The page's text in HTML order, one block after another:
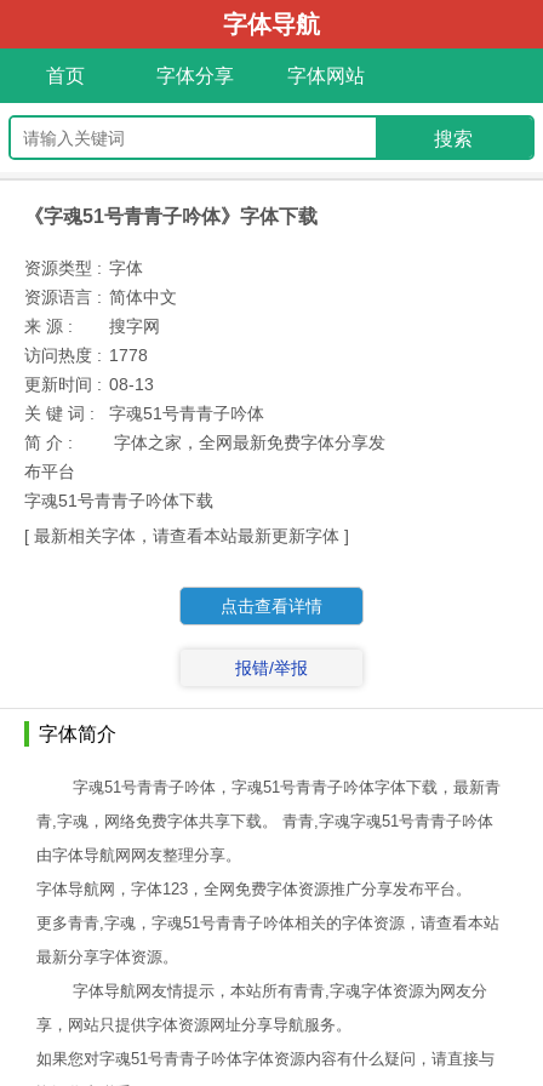
字体导航
首页 字体分享 字体网站
《字魂51号青青子吟体》字体下载
资源类型 : 字体
资源语言 : 简体中文
来 源 :
搜字网
访问热度 : 1778
更新时间 : 08-13
关 键 词 :
字魂51号青青子吟体
简 介 :
字体之家，全网最新免费字体分享发
布平台
字魂51号青青子吟体下载
[ 最新相关字体，请查看本站最新更新字体 ]
点击查看详情
报错/举报
字体简介
字魂51号青青子吟体，字魂51号青青子吟体字体下载，最新青
青,字魂，网络免费字体共享下载。 青青,字魂字魂51号青青子吟体
由字体导航网网友整理分享。
字体导航网，字体123，全网免费字体资源推广分享发布平台。
更多青青,字魂，字魂51号青青子吟体相关的字体资源，请查看本站
最新分享字体资源。
字体导航网友情提示，本站所有青青,字魂字体资源为网友分
享，网站只提供字体资源网址分享导航服务。
如果您对字魂51号青青子吟体字体资源内容有什么疑问，请直接与